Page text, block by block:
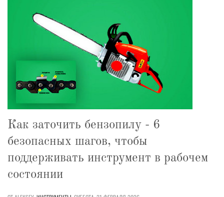
Как заточить бензопилу - 6
безопасных шагов, чтобы
поддерживать инструмент в рабочем
состоянии